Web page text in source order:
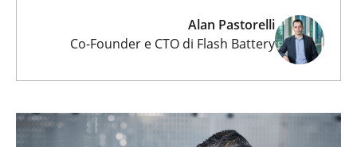
Alan Pastorelli
Co-Founder e CTO di Flash Battery